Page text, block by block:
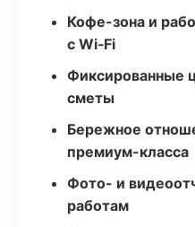
Кофе-зона и
с Wi‑Fi
Фиксированные
сметы
Бережное
премиум-класса
Фото- и
работам